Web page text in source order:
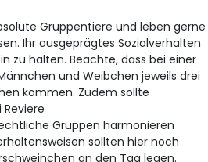
Gruppentiere und leben gerne
Ihr ausgeprägtes Sozialverhalten
zu halten. Beachte, dass bei einer
und Weibchen jeweils drei
kommen. Zudem sollte
Gruppen harmonieren
sollten hier noch
an den Tag legen.